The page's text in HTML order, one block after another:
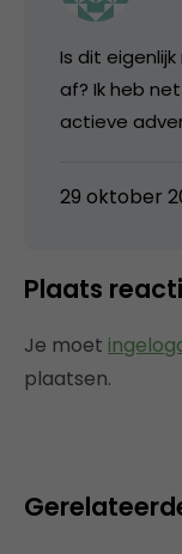
Is dit
af? Ik heb
actieve
29 oktober
Plaats
Je moet
plaatsen.